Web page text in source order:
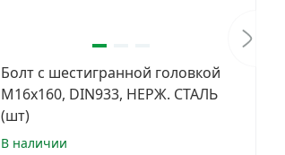
Болт с шестигранной головкой
M16х160, DIN933, НЕРЖ. СТАЛЬ
(шт)
В наличии